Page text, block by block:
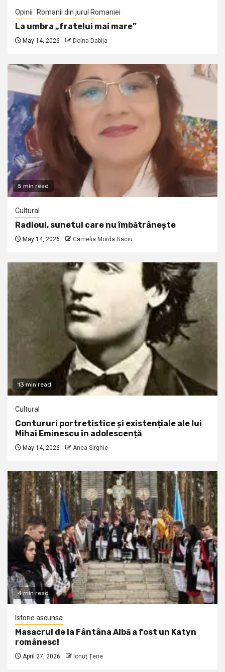
Opinii Romanii din jurul Romaniei
La umbra „fratelui mai mare”
May 14, 2026 Doina Dabija
5 min read
Cultural
Radioul, sunetul care nu îmbătrânește
May 14, 2026 Camelia Morda Baciu
13 min read
Cultural
Contururi portretistice și existențiale ale lui
Mihai Eminescu în adolescență
May 14, 2026 Anca Sirghie
4 min read
Istorie ascunsa
Masacrul de la Fântâna Albă a fost un Katyn
românesc!
April 27, 2026 Ionuţ Ţene